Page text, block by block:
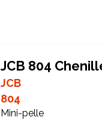
JCB 804
JCB
804
Mini-pelle